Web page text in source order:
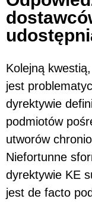
Kolejną
jest
dyrektywie
podmiotów
utworów
Niefortunne
dyrektywie KE
jest de facto